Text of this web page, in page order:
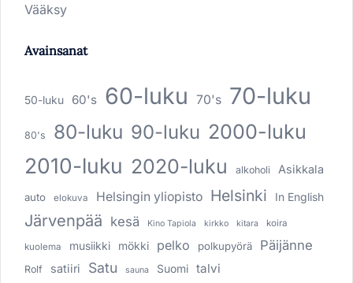
Vääksy
Avainsanat
50-luku 60's 60-luku 70's 70-luku
80's 80-luku 90-luku 2000-luku
2010-luku 2020-luku alkoholi Asikkala
auto elokuva Helsingin yliopisto Helsinki In English
Järvenpää kesä Kino Tapiola kirkko kitara koira
kuolema musiikki mökki pelko polkupyörä Päijänne
Rolf satiiri Satu sauna Suomi talvi